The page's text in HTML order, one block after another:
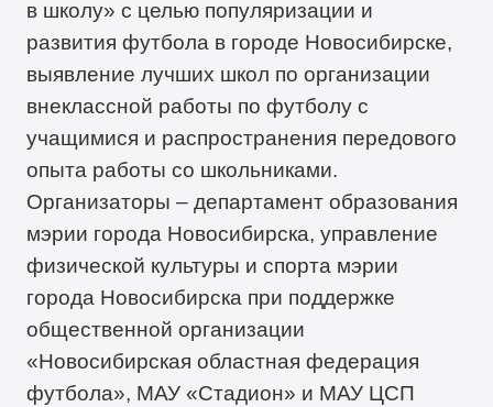
в школу» с целью популяризации и
развития футбола в городе Новосибирске,
выявление лучших школ по организации
внеклассной работы по футболу с
учащимися и распространения передового
опыта работы со школьниками.
Организаторы – департамент образования
мэрии города Новосибирска, управление
физической культуры и спорта мэрии
города Новосибирска при поддержке
общественной организации
«Новосибирская областная федерация
футбола», МАУ «Стадион» и МАУ ЦСП